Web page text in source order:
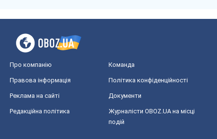
Про компанію Команда
Правова інформація Політика конфіденційності
Реклама на сайті Документи
Редакційна політика
Журналісти OBOZ.UA на місці
подій